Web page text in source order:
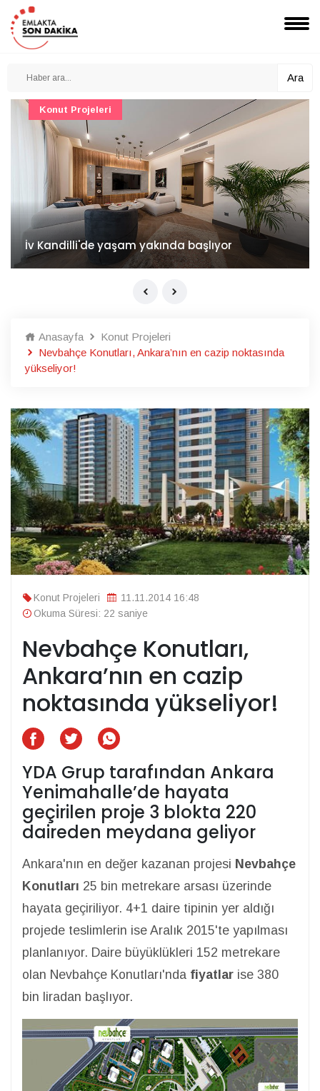
Ara
İv Kandilli'de yaşam yakında başlıyor
Konut Projeleri
Anasayfa
Konut Projeleri
Nevbahçe Konutları, Ankara’nın en cazip noktasında
yükseliyor!
Konut Projeleri
11.11.2014 16:48
Okuma Süresi: 22 saniye
Nevbahçe Konutları,
Ankara’nın en cazip
noktasında yükseliyor!
YDA Grup tarafından Ankara
Yenimahalle’de hayata
geçirilen proje 3 blokta 220
daireden meydana geliyor
Ankara'nın en değer kazanan projesi Nevbahçe
Konutları 25 bin metrekare arsası üzerinde
hayata geçiriliyor. 4+1 daire tipinin yer aldığı
projede teslimlerin ise Aralık 2015'te yapılması
planlanıyor. Daire büyüklükleri 152 metrekare
olan Nevbahçe Konutları'nda fiyatlar ise 380
bin liradan başlıyor.